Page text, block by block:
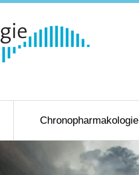
Chronopharmakologie